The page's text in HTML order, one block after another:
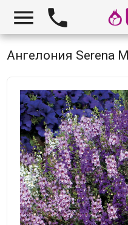
 
Ангелония Serena